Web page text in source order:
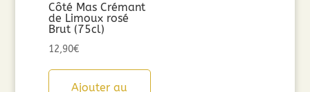
Côté Mas Crémant
de Limoux rosé
Brut (75cl)
12,90€
Ajouter au